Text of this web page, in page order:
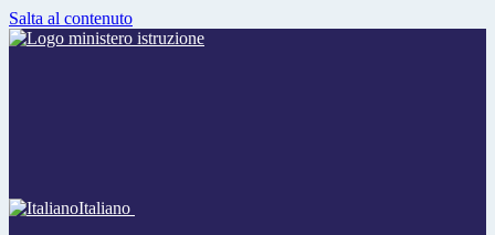
Salta al contenuto
Italiano